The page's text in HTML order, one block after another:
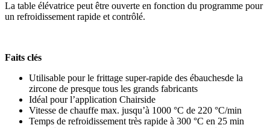
La table élévatrice peut être ouverte en fonction du programme pour
un refroidissement rapide et contrôlé.
Faits clés
Utilisable pour le frittage super-rapide des ébauchesde la
zircone de presque tous les grands fabricants
Idéal pour l’application Chairside
Vitesse de chauffe max. jusqu’à 1000 °C de 220 °C/min
Temps de refroidissement très rapide à 300 °C en 25 min